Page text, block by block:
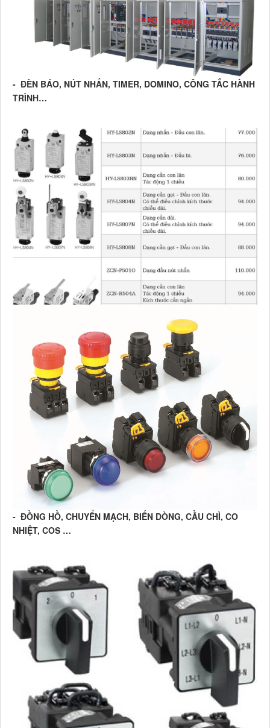
- ĐÈN BÁO, NÚT NHẤN, TIMER, DOMINO, CÔNG TẮC HÀNH
TRÌNH…
- ĐỒNG HỒ, CHUYỂN MẠCH, BIẾN DÒNG, CẦU CHÌ, CO
NHIỆT, COS …